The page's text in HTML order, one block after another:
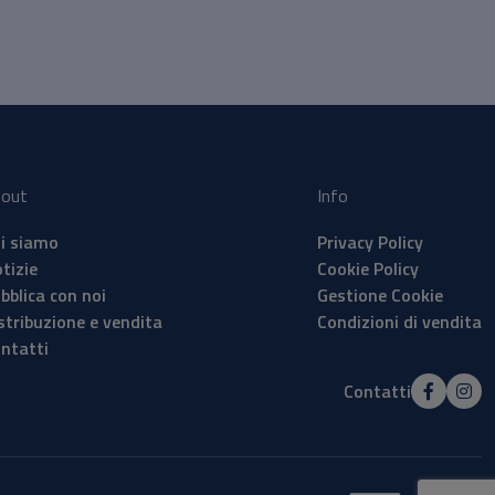
siamo
con noi
e vendita
Info
Privacy Policy
Cookie Policy
Gestione Cookie
Condizioni di vendita
Contatti